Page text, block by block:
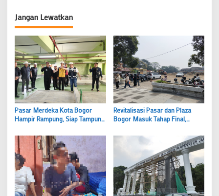
Jangan Lewatkan
Pasar Merdeka Kota Bogor
Hampir Rampung, Siap Tampung
Berjualan di Trotoar
Revitalisasi Pasar dan Plaza
Bogor Masuk Tahap Final,
Kawasan Premium Disiapkan